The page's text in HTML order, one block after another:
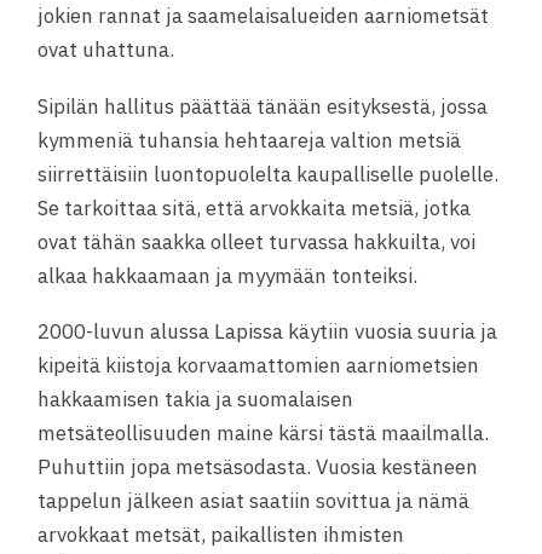
jokien rannat ja saamelaisalueiden aarniometsät
ovat uhattuna.
Sipilän hallitus päättää tänään esityksestä, jossa
kymmeniä tuhansia hehtaareja valtion metsiä
siirrettäisiin luontopuolelta kaupalliselle puolelle.
Se tarkoittaa sitä, että arvokkaita metsiä, jotka
ovat tähän saakka olleet turvassa hakkuilta, voi
alkaa hakkaamaan ja myymään tonteiksi.
2000-luvun alussa Lapissa käytiin vuosia suuria ja
kipeitä kiistoja korvaamattomien aarniometsien
hakkaamisen takia ja suomalaisen
metsäteollisuuden maine kärsi tästä maailmalla.
Puhuttiin jopa metsäsodasta. Vuosia kestäneen
tappelun jälkeen asiat saatiin sovittua ja nämä
arvokkaat metsät, paikallisten ihmisten